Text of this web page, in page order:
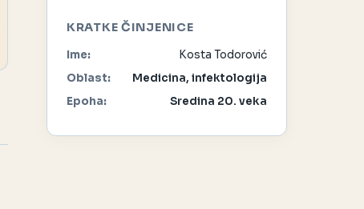
KRATKE ČINJENICE
Ime:
Kosta Todorović
Oblast:
Medicina, infektologija
Epoha:
Sredina 20. veka